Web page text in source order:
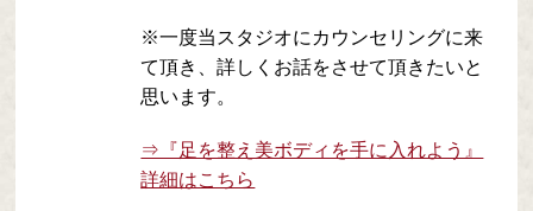
※一度当スタジオにカウンセリングに来
て頂き、詳しくお話をさせて頂きたいと
思います。
⇒『足を整え美ボディを手に入れよう』
詳細はこちら